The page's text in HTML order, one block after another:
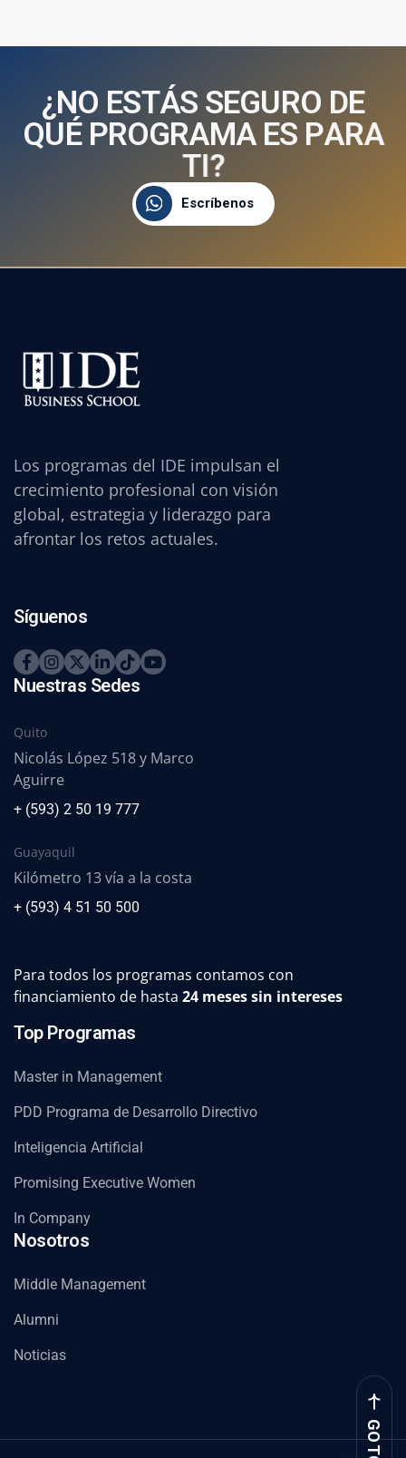
¿NO ESTÁS SEGURO DE
QUÉ PROGRAMA ES PARA
TI?
Escríbenos
Los programas del IDE impulsan el
crecimiento profesional con visión
global, estrategia y liderazgo para
afrontar los retos actuales.
Síguenos
Nuestras Sedes
Quito
Nicolás López 518 y Marco
Aguirre
+ (593) 2 50 19 777
Guayaquil
Kilómetro 13 vía a la costa
+ (593) 4 51 50 500
Para todos los programas contamos con
financiamiento de hasta 24 meses sin intereses
Top Programas
Master in Management
PDD Programa de Desarrollo Directivo
Inteligencia Artificial
Promising Executive Women
In Company
Nosotros
Middle Management
Alumni
Noticias